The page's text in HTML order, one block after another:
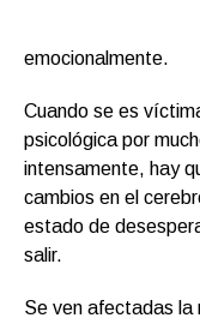
emocionalmente.
Cuando se es
psicológica por
intensamente, hay
cambios en el
estado de
salir.
Se ven afectadas la